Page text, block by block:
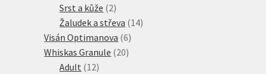
Srst a kůže 22
produkty
Žaludek a střeva 1414
Visán Optimanova 66
produktů
Whiskas Granule 2020
Adult 1212